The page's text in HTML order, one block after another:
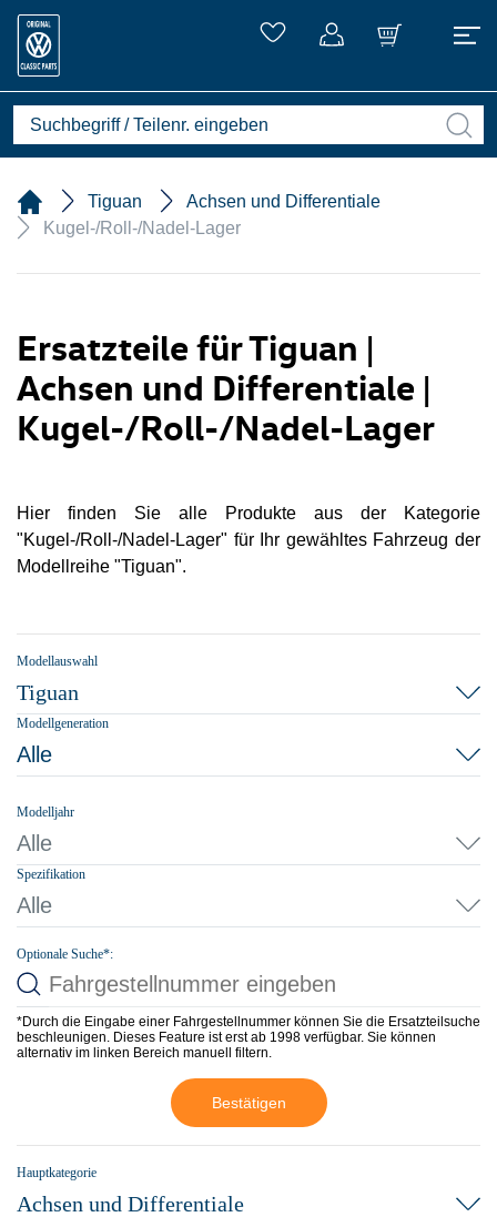
Tiguan
Achsen und Differentiale
Kugel-/Roll-/Nadel-Lager
Ersatzteile für Tiguan |
Achsen und Differentiale |
Kugel-/Roll-/Nadel-Lager
Hier finden Sie alle Produkte aus der Kategorie
"Kugel-/Roll-/Nadel-Lager" für Ihr gewähltes Fahrzeug der
Modellreihe "Tiguan".
Modellauswahl
Tiguan
Modellgeneration
Alle
Modelljahr
Alle
Spezifikation
Alle
Optionale Suche*:
*Durch die Eingabe einer Fahrgestellnummer können Sie die Ersatzteilsuche
beschleunigen. Dieses Feature ist erst ab 1998 verfügbar. Sie können
alternativ im linken Bereich manuell filtern.
Bestätigen
Hauptkategorie
Achsen und Differentiale